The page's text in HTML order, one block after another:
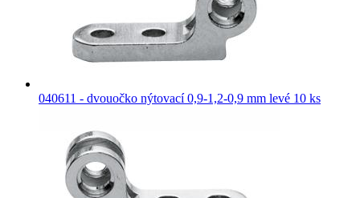
040611 - dvouočko nýtovací 0,9-1,2-0,9 mm levé 10 ks